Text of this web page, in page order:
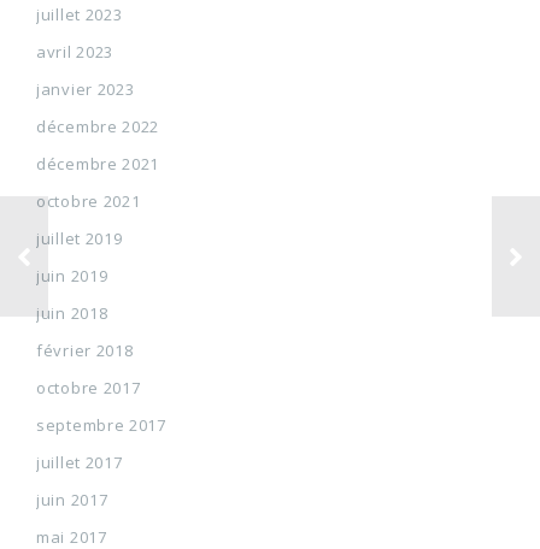
juillet 2023
avril 2023
janvier 2023
décembre 2022
décembre 2021
octobre 2021
juillet 2019
juin 2019
juin 2018
février 2018
octobre 2017
septembre 2017
juillet 2017
juin 2017
mai 2017